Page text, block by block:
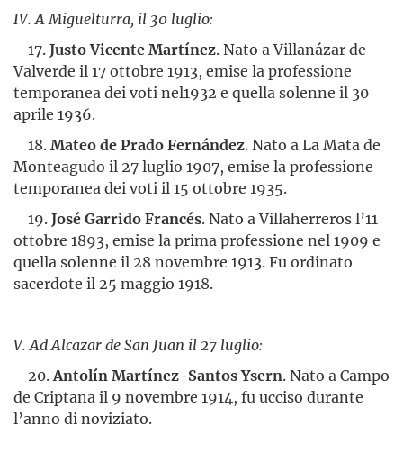
IV. A Miguelturra, il 30 luglio:
17.Justo Vicente Martínez. Nato a Villanázar de
Valverde il 17 ottobre 1913, emise la professione
temporanea dei voti nel1932 e quella solenne il 30
aprile 1936.
18.Mateo de Prado Fernández. Nato a La Mata de
Monteagudo il 27 luglio 1907, emise la professione
temporanea dei voti il 15 ottobre 1935.
19.José Garrido Francés. Nato a Villaherreros l’11
ottobre 1893, emise la prima professione nel 1909 e
quella solenne il 28 novembre 1913. Fu ordinato
sacerdote il 25 maggio 1918.
V. Ad Alcazar de San Juan il 27 luglio:
20.Antolín Martínez-Santos Ysern. Nato a Campo
de Criptana il 9 novembre 1914, fu ucciso durante
l’anno di noviziato.